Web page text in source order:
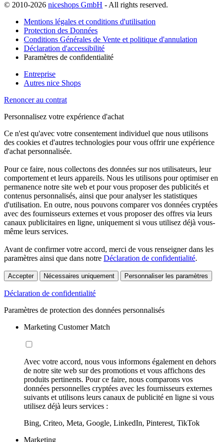
© 2010-2026 niceshops GmbH - All rights reserved.
Mentions légales et conditions d'utilisation
Protection des Données
Conditions Générales de Vente et politique d'annulation
Déclaration d'accessibilité
Paramètres de confidentialité
Entreprise
Autres nice Shops
Renoncer au contrat
Personnalisez votre expérience d'achat
Ce n'est qu'avec votre consentement individuel que nous utilisons
des cookies et d'autres technologies pour vous offrir une expérience
d'achat personnalisée.
Pour ce faire, nous collectons des données sur nos utilisateurs, leur
comportement et leurs appareils. Nous les utilisons pour optimiser en
permanence notre site web et pour vous proposer des publicités et
contenus personnalisés, ainsi que pour analyser les statistiques
d'utilisation. En outre, nous pouvons comparer vos données cryptées
avec des fournisseurs externes et vous proposer des offres via leurs
canaux publicitaires en ligne, uniquement si vous utilisez déjà vous-
même leurs services.
Avant de confirmer votre accord, merci de vous renseigner dans les
paramètres ainsi que dans notre Déclaration de confidentialité.
Accepter Nécessaires uniquement Personnaliser les paramètres
Déclaration de confidentialité
Paramètres de protection des données personnalisés
Marketing Customer Match
Avec votre accord, nous vous informons également en dehors
de notre site web sur des promotions et vous affichons des
produits pertinents. Pour ce faire, nous comparons vos
données personnelles cryptées avec les fournisseurs externes
suivants et utilisons leurs canaux de publicité en ligne si vous
utilisez déjà leurs services :
Bing, Criteo, Meta, Google, LinkedIn, Pinterest, TikTok
Marketing